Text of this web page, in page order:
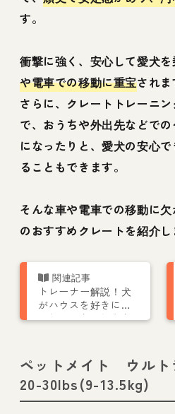
す。
衝撃に強く、安心して愛犬
や電車での移動に重宝されま
さらに、クレートトレーニ
で、おうちや外出先などで
になったりと、愛犬の安心
ることもできます。
そんな車や電車での移動に
のおすすめクレートを紹介し
トレーナー解説！犬
がハウスを好きにな
るしつけ方・教え方
ペットメイト ウルト
20-30lbs(9-13.5kg)